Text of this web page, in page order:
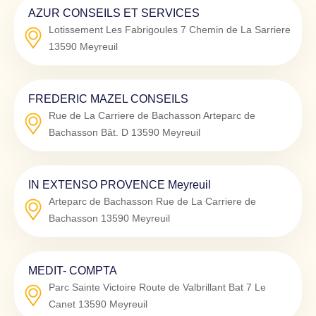
AZUR CONSEILS ET SERVICES
Lotissement Les Fabrigoules 7 Chemin de La Sarriere
13590 Meyreuil
FREDERIC MAZEL CONSEILS
Rue de La Carriere de Bachasson Arteparc de
Bachasson Bât. D 13590 Meyreuil
IN EXTENSO PROVENCE Meyreuil
Arteparc de Bachasson Rue de La Carriere de
Bachasson 13590 Meyreuil
MEDIT- COMPTA
Parc Sainte Victoire Route de Valbrillant Bat 7 Le
Canet 13590 Meyreuil